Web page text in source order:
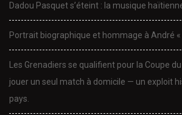
Dadou Pasquet s’éteint : la musique
Portrait biographique et hommage à André
Les Grenadiers se qualifient pour la Coupe
jouer un seul match à domicile — un exploit
pays.